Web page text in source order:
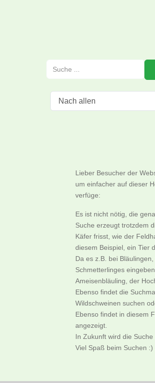
Lieber Besucher der
um einfacher auf dieser
verfüge:
Es ist nicht nötig, die
Suche erzeugt trotzdem
Käfer frisst, wie der
diesem Beispiel, ein Tier
Da es z.B. bei
Schmetterlinges
Ameisenbläuling, der
Ebenso findet die
Wildschweinen suchen
Ebenso findet in diesem
angezeigt.
In Zukunft wird die
Viel Spaß beim Suchen :)